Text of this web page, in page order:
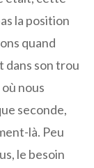
la position
quand
dans son trou
nous
seconde,
là. Peu
le besoin